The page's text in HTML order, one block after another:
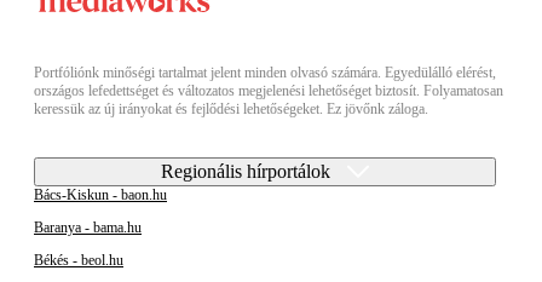
Portfóliónk minőségi tartalmat jelent minden olvasó számára. Egyedülálló elérést,
országos lefedettséget és változatos megjelenési lehetőséget biztosít. Folyamatosan
keressük az új irányokat és fejlődési lehetőségeket. Ez jövőnk záloga.
Regionális hírportálok
Bács-Kiskun - baon.hu
Baranya - bama.hu
Békés - beol.hu